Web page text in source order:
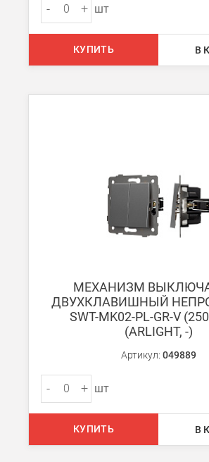
- + шт
КУПИТЬ В
МЕХАНИЗМ
ДВУХКЛАВИШНЫЙ
SWT-MK02-PL-GR-V
(ARLIGHT, -)
Артикул: 049889
- + шт
КУПИТЬ В